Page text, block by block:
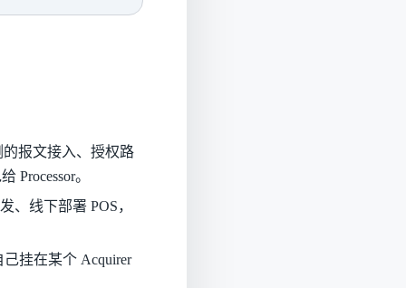
的报文接入、授权路
Processor。
、线下部署 POS，
己挂在某个 Acquirer